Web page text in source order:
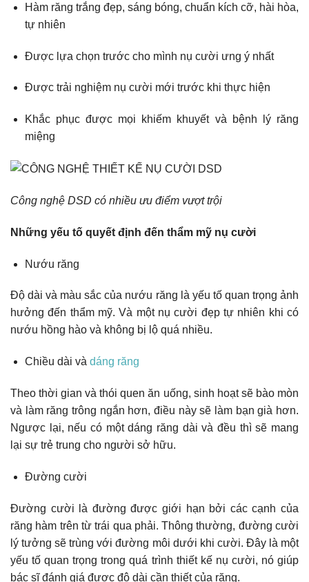
Hàm răng trắng đẹp, sáng bóng, chuẩn kích cỡ, hài hòa,
tự nhiên
Được lựa chọn trước cho mình nụ cười ưng ý nhất
Được trải nghiệm nụ cười mới trước khi thực hiện
Khắc phục được mọi khiếm khuyết và bệnh lý răng
miệng
Công nghệ DSD có nhiều ưu điểm vượt trội
Những yếu tố quyết định đến thẩm mỹ nụ cười
Nướu răng
Độ dài và màu sắc của nướu răng là yếu tố quan trọng ảnh
hưởng đến thẩm mỹ. Và một nụ cười đẹp tự nhiên khi có
nướu hồng hào và không bị lộ quá nhiều.
Chiều dài và dáng răng
Theo thời gian và thói quen ăn uống, sinh hoạt sẽ bào mòn
và làm răng trông ngắn hơn, điều này sẽ làm bạn già hơn.
Ngược lại, nếu có một dáng răng dài và đều thì sẽ mang
lại sự trẻ trung cho người sở hữu.
Đường cười
Đường cười là đường được giới hạn bởi các cạnh của
răng hàm trên từ trái qua phải. Thông thường, đường cười
lý tưởng sẽ trùng với đường môi dưới khi cười. Đây là một
yếu tố quan trọng trong quá trình thiết kế nụ cười, nó giúp
bác sĩ đánh giá được độ dài cần thiết của răng.